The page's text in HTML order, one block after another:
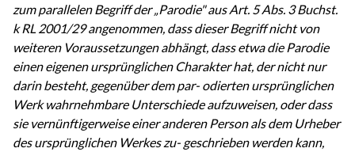
zum parallelen Begriff der „Parodie" aus Art. 5 Abs. 3 Buchst.
k RL 2001/29 angenommen, dass dieser Begriff nicht von
weiteren Voraussetzungen abhängt, dass etwa die Parodie
einen eigenen ursprünglichen Charakter hat, der nicht nur
darin besteht, gegenüber dem par- odierten ursprünglichen
Werk wahrnehmbare Unterschiede aufzuweisen, oder dass
sie vernünftigerweise einer anderen Person als dem Urheber
des ursprünglichen Werkes zu- geschrieben werden kann,